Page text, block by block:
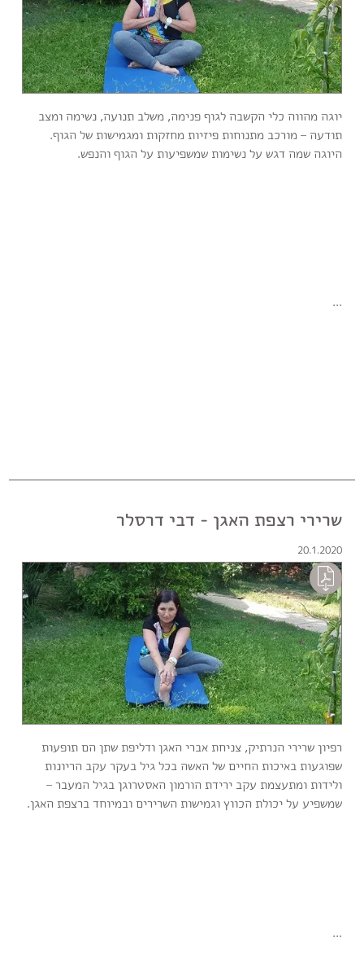
...
יוגה מהווה כלי הקשבה לגוף פנימה, משלב תנועה, נשימה ומצב
תודעה – מורכב מתנוחות פיזיות מחזקות ומגמישות של הגוף.
היוגה שמה דגש על נשימות שמשפיעות על הגוף והנפש.
שרירי רצפת האגן - דבי דרסלר
20.1.2020
...
רפיון שרירי הנרתיק, צניחת אברי האגן ודליפת שתן הם תופעות
שפוגעות באיכות החיים של האשה בכל גיל בעקר עקב הריונות
ולידות ומתעצמת עקב ירידת הורמון האסטרוגן בגיל המעבר –
שמשפיע על יכולת הכווץ וגמישות השרירים ובמיוחד ברצפת האגן.